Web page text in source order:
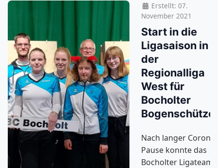
Start in die
Ligasaison in
der
Regionalliga
West für
Bocholter
Erstellt: 07.
November 2021
Nach langer Corona-
Pause konnte das
Bocholter Ligateam